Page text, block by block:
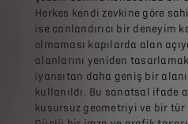
Herkes kendi zevkine göre
ise canlandırıcı bir deneyim
olmaması kapılarda alan
alanlarını yeniden
iyansıtan daha geniş bir
kullanıldı. Bu sanatsal ifade
kusursuz geometriyi ve bir